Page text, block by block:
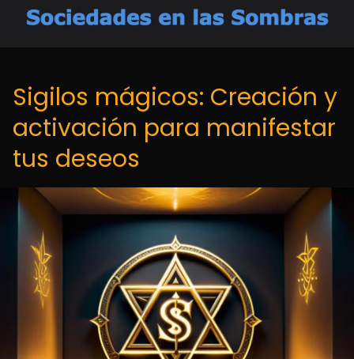
Sigilos mágicos: Creación y
activación para manifestar
tus deseos